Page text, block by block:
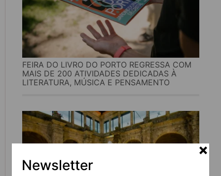
Newsletter
FEIRA DO LIVRO DO PORTO REGRESSA COM
MAIS DE 200 ATIVIDADES DEDICADAS À
LITERATURA, MÚSICA E PENSAMENTO